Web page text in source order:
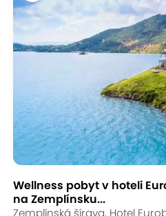
Wellness pobyt v hoteli
na Zemplínsku...
Zemplínská šírava, Hotel